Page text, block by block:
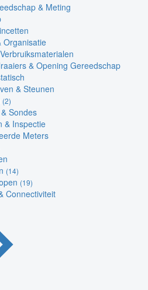
& Meting
Organisatie
& Opening Gereedschap
& Steunen
(2)
Sondes
& Inspectie
Meters
(14)
(19)
Connectiviteit